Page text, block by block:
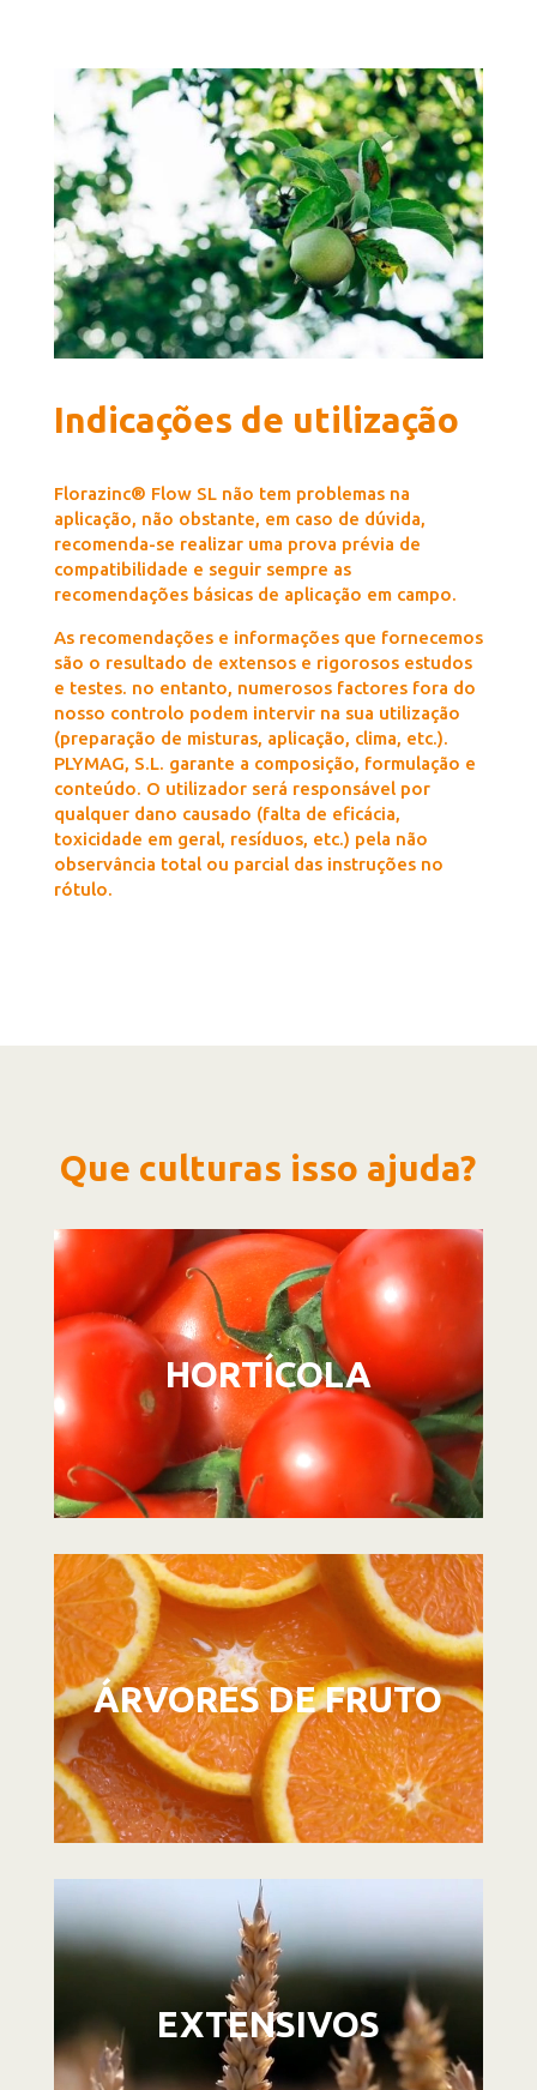
Indicações de utilização
Florazinc® Flow SL não tem problemas na
aplicação, não obstante, em caso de dúvida,
recomenda-se realizar uma prova prévia de
compatibilidade e seguir sempre as
recomendações básicas de aplicação em campo.
As recomendações e informações que fornecemos
são o resultado de extensos e rigorosos estudos
e testes. no entanto, numerosos factores fora do
nosso controlo podem intervir na sua utilização
(preparação de misturas, aplicação, clima, etc.).
PLYMAG, S.L. garante a composição, formulação e
conteúdo. O utilizador será responsável por
qualquer dano causado (falta de eficácia,
toxicidade em geral, resíduos, etc.) pela não
observância total ou parcial das instruções no
rótulo.
Que culturas isso ajuda?
Reprodutor
de
vídeo
HORTÍCOLA
Reprodutor
de
vídeo
ÁRVORES DE FRUTO
de
vídeo
EXTENSIVOS